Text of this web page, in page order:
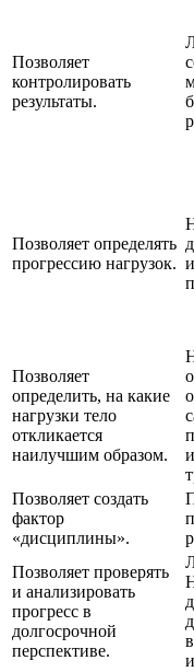
Позволяет
контролировать
результаты.
Позволяет определять
прогрессию нагрузок.
Позволяет
определить, на какие
нагрузки тело
откликается
наилучшим образом.
Позволяет создать
фактор
«дисциплины».
Позволяет проверять
и анализировать
прогресс в
долгосрочной
перспективе.